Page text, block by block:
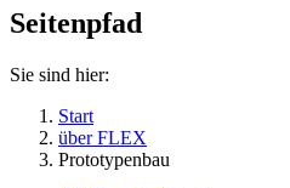
Seitenpfad
Sie sind hier:
Start
über FLEX
Prototypenbau